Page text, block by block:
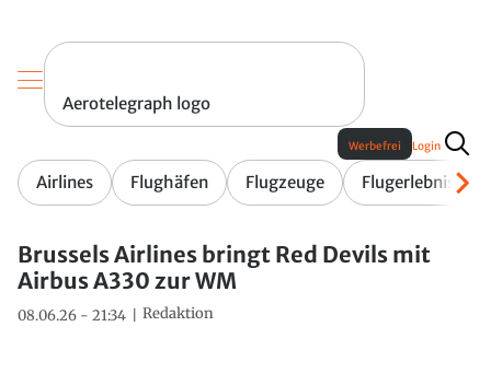
Aerotelegraph logo
Airlines Flughäfen Flugzeuge Flugerlebnis
Werbefrei Login
Brussels Airlines bringt Red Devils mit
Airbus A330 zur WM
08.06.26 - 21:34 Redaktion